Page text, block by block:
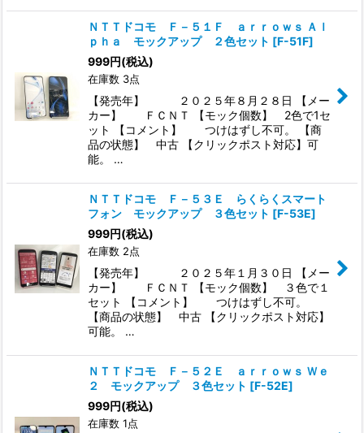
ＮＴＴドコモ Ｆ－５１Ｆ ａｒｒｏｗｓ Ａｌ
ｐｈａ モックアップ ２色セット [F-51F]
999円(税込)
在庫数 3点
【発売年】 ２０２５年８月２８日 【メー
カー】 ＦＣＮＴ 【モック個数】 2色で1セ
ット 【コメント】 つけはずし不可。 【商
品の状態】 中古 【クリックポスト対応】可
能。 …
ＮＴＴドコモ Ｆ－５３Ｅ らくらくスマート
フォン モックアップ ３色セット [F-53E]
999円(税込)
在庫数 2点
【発売年】 ２０２５年１月３０日 【メー
カー】 ＦＣＮＴ 【モック個数】 ３色で１
セット 【コメント】 つけはずし不可。
【商品の状態】 中古 【クリックポスト対応】
可能。 …
ＮＴＴドコモ Ｆ－５２Ｅ ａｒｒｏｗｓ Ｗｅ
２ モックアップ ３色セット [F-52E]
999円(税込)
在庫数 1点